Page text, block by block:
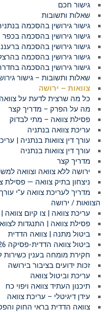
גישור חכם
שאלות ותשובות
גישור גירושין בהסכמה
גישור גירושין בהסכמה
גישור גירושין בהסכמה
גישור גירושין בהסכמה
גישור גירושין בהסכמה
שאלות ותשובות – גישור
צוואות – ירושה
כל מה שרצית לדעת על צוואה
מה על הפרק – מדריך קצר
פסילת צוואה – מתי לבדוק
עריכת צוואה בנתניה
עורך דין צוואות בנתניה |
עורך דין צוואות בנתניה
מדריך קצר
ירושה ללא צוואה וצוואה
ניצחון בתיק צוואה — פסילת
הצוואות / ירושה
עריכת צוואה | צו קיום צוואה
פסילת צוואה | התנגדות
ביטול מתנה | צוואה הדדית
ביטול צוואה הדדית-פסיקה 2026
חקירת מומחה בענין כשירות
זכות ידועים בציבור בירושה
עריכת וביטול צוואה
תיכנון העתיד צוואה ויפוי כח
עידן דיגיטלי – עריכת צוואה
צוואה הדדית בראי החוק